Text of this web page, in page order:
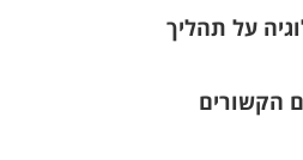
על תהליך
הקשורים